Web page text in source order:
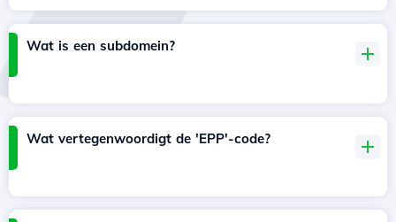
Wat is een subdomein?
Wat vertegenwoordigt de 'EPP'-code?